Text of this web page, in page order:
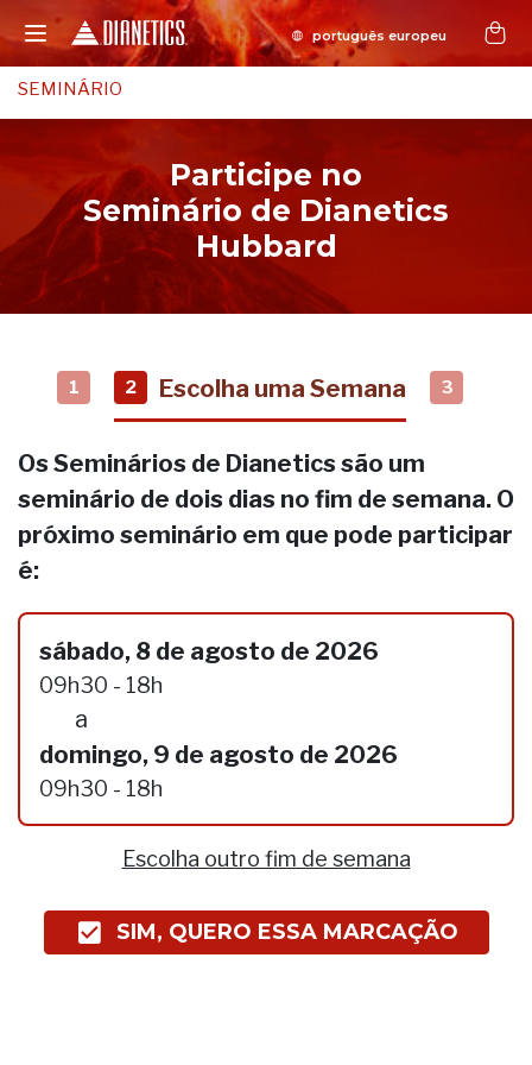
SEMINÁRIO
Participe no
Seminário de Dianetics
Hubbard
1 2 Escolha uma Semana 3
Os Seminários de Dianetics são um
seminário de dois dias no fim de semana. O
próximo seminário em que pode participar
é:
sábado, 8 de agosto de 2026
09h30 - 18h
a
domingo, 9 de agosto de 2026
09h30 - 18h
Escolha outro fim de semana
SIM, QUERO ESSA MARCAÇÃO